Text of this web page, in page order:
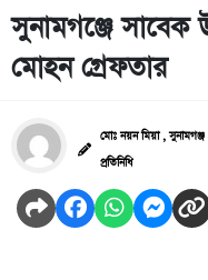
সুনামগঞ্জে সাবেক
মোহন গ্রেফতার
মোঃ নয়ন মিয়া , সুনামগঞ্জ
প্রতিনিধি